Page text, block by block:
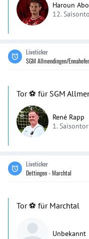
Haroun
12.
Liveticker
SGM Allmendingen/
Tor ⚽️ für SGM
René Rapp
1. Saisontor
Liveticker
Dettingen - Marchtal
Tor ⚽️ für Marchtal
Unbekannt